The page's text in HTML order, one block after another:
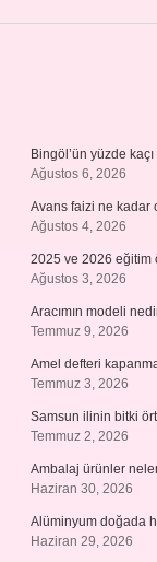
Bingöl’ün yüzde
Ağustos 6, 2026
Avans faizi ne kadar
Ağustos 4, 2026
2025 ve 2026 eğitim
Ağustos 3, 2026
Aracımın modeli
Temmuz 9, 2026
Amel defteri
Temmuz 3, 2026
Samsun ilinin bitki
Temmuz 2, 2026
Ambalaj ürünler
Haziran 30, 2026
Alüminyum doğada
Haziran 29, 2026